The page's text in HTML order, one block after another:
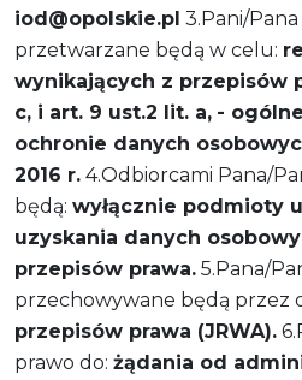
iod@opolskie.pl 3.Pani/
przetwarzane będą w celu:
wynikających z przepisów
c, i art. 9 ust.2 lit. a, -
ochronie danych
2016 r. 4.Odbiorcami Pana/
będą: wyłącznie podmioty
uzyskania danych
przepisów prawa. 5.Pana/
przechowywane będą przez
przepisów prawa (JRWA).
prawo do: żądania od